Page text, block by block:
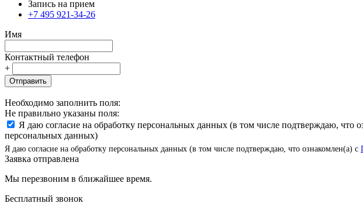
Запись на прием
+7 495 921-34-26
Имя
Контактный телефон
+
Отправить
Необходимо заполнить поля:
Не правильно указаны поля:
Я даю согласие на обработку персональных данных (в том числе подтверждаю,
персональных данных)
Я даю согласие на обработку персональных данных (в том числе подтверждаю, что ознакомлен(а) с
Заявка отправлена
Мы перезвоним в ближайшее время.
Бесплатный звонок